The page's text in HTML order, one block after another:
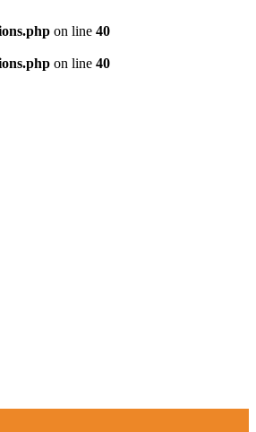
on line 40
on line 40